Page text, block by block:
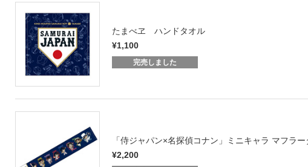
たまべヱ ハンドタオル
¥1,100
完売しました
「侍ジャパン×名探偵コナン」ミニキャラ マフラ
¥2,200